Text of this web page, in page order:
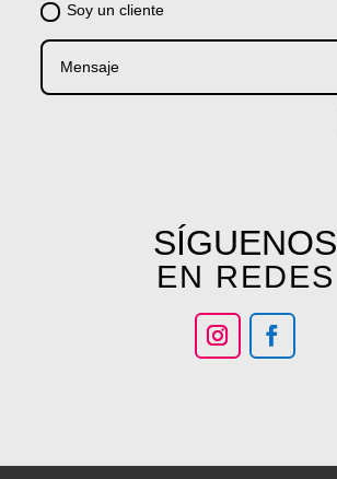
Soy un cliente
SÍGUENOS
EN REDES